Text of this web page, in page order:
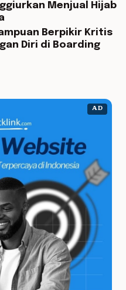
Menjual Hijab
Berpikir Kritis
Diri di Boarding
AD